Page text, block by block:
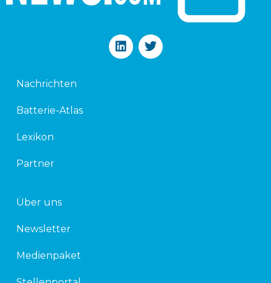
L
i
T
w
Nachrichten
Batterie-Atlas
Lexikon
Partner
Über uns
Newsletter
Medienpaket